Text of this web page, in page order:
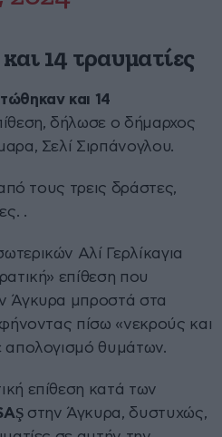
14 τραυματίες
και 14
δήλωσε ο δήμαρχος
Σελί Σιρπάνογλου.
τους τρεις δράστες,
.
Αλί Γερλίκαγια
επίθεση που
Άγκυρα μπροστά στα
πίσω «νεκρούς και
απολογισμό θυμάτων.
επίθεση κατά των
στην Άγκυρα, δυστυχώς,